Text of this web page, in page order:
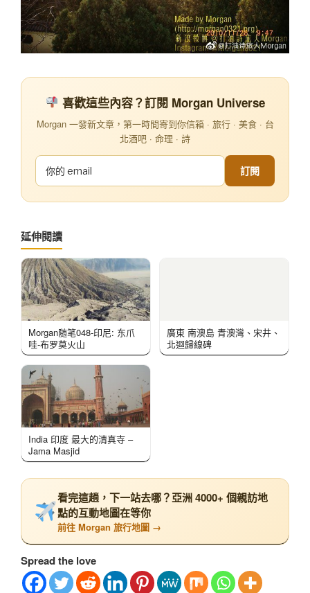
喜歡這些內容？訂閱 Morgan Universe
Morgan 一發新文章，第一時間寄到你信箱 · 旅行 · 美食 · 台
北酒吧 · 命理 · 詩
訂閱
延伸閱讀
Morgan随笔048-印尼: 东爪
哇-布罗莫火山
廣東 南澳島 青澳灣、宋井、
北迴歸線碑
India 印度 最大的清真寺 –
Jama Masjid
看完這趟，下一站去哪？亞洲 4000+ 個親訪地
點的互動地圖在等你
前往 Morgan 旅行地圖 →
Spread the love